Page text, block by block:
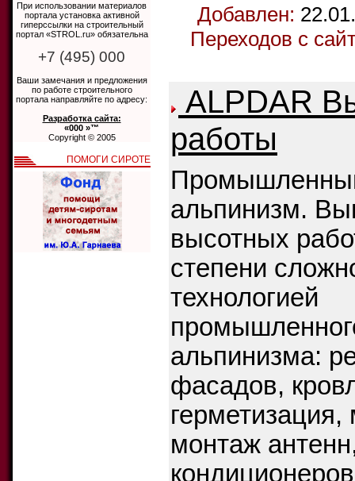
Добавлен:
Переходов с
ALPDAR
работы
альпинизм.
высотных
степени
технологией
альпинизма:
фасадов,
герметизация,
монтаж
При использовании материалов
портала установка активной
гиперссылки на строительный
портал «STROL.ru» обязательна
+7 (495) 000
Ваши замечания и предложения
по работе строительного
портала направляйте по адресу:
Разработка сайта:
«000 »™
Copyright © 2005
ПОМОГИ СИРОТЕ